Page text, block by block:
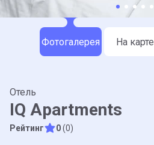
Отель
IQ Apartments
Рейтинг 0(0)
Фотогалерея На карте